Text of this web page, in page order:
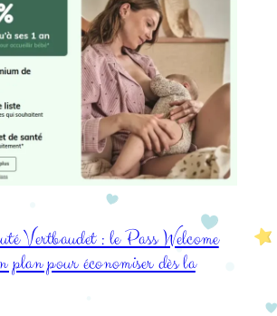
Vertbaudet : le Pass Welcome
plan pour économiser dès la